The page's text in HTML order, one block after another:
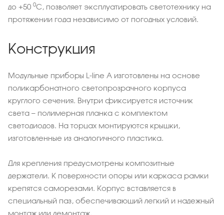
до +50 0С, позволяет эксплуатировать светотехнику на
протяжении года независимо от погодных условий.
Конструкция
Модульные приборы L-line A изготовлены на основе
поликарбонатного светопрозрачного корпуса
круглого сечения. Внутри фиксируется источник
света — полимерная планка с комплектом
светодиодов. На торцах монтируются крышки,
изготовленные из аналогичного пластика.
Для крепления предусмотрены композитные
держатели. К поверхности опоры или каркаса рамки
крепятся саморезами. Корпус вставляется в
специальный паз, обеспечивающий легкий и надежный
монтаж или демонтаж.